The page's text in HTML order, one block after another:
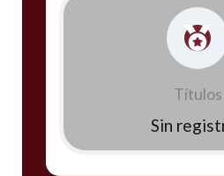
Títulos
Sin